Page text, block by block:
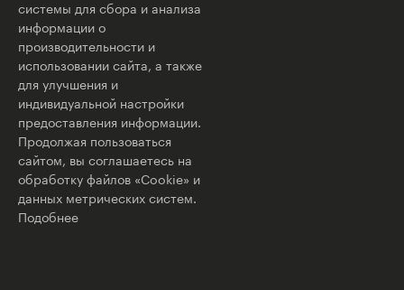
системы для сбора и анализа
информации о
производительности и
использовании сайта, а также
для улучшения и
индивидуальной настройки
предоставления информации.
Продолжая пользоваться
сайтом, вы соглашаетесь на
обработку файлов «Cookie» и
данных метрических систем.
Подобнее